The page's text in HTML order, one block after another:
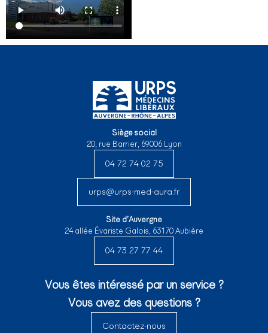
Siège social
20, rue Barrier, 69006 Lyon
04 72 74 02 75
urps@urps-med-aura.fr
Site d’Auvergne
24 allée Évariste Galois, 63170 Aubière
04 73 27 77 44
Vous êtes intéressé par un service ?
Vous avez des questions ?
Contactez-nous